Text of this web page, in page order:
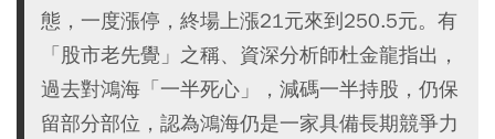
態，一度漲停，終場上漲21元來到250.5元。有
「股市老先覺」之稱、資深分析師杜金龍指出，
過去對鴻海「一半死心」，減碼一半持股，仍保
留部分部位，認為鴻海仍是一家具備長期競爭力